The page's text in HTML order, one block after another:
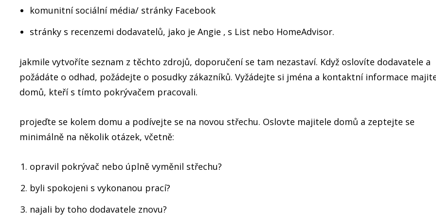
komunitní sociální média/ stránky Facebook
stránky s recenzemi dodavatelů, jako je Angie ‚ s List nebo HomeAdvisor.
jakmile vytvoříte seznam z těchto zdrojů, doporučení se tam nezastaví. Když oslovíte dodavatele a
požádáte o odhad, požádejte o posudky zákazníků. Vyžádejte si jména a kontaktní informace
domů, kteří s tímto pokrývačem pracovali.
projeďte se kolem domu a podívejte se na novou střechu. Oslovte majitele domů a zeptejte se
minimálně na několik otázek, včetně:
opravil pokrývač nebo úplně vyměnil střechu?
byli spokojeni s vykonanou prací?
najali by toho dodavatele znovu?